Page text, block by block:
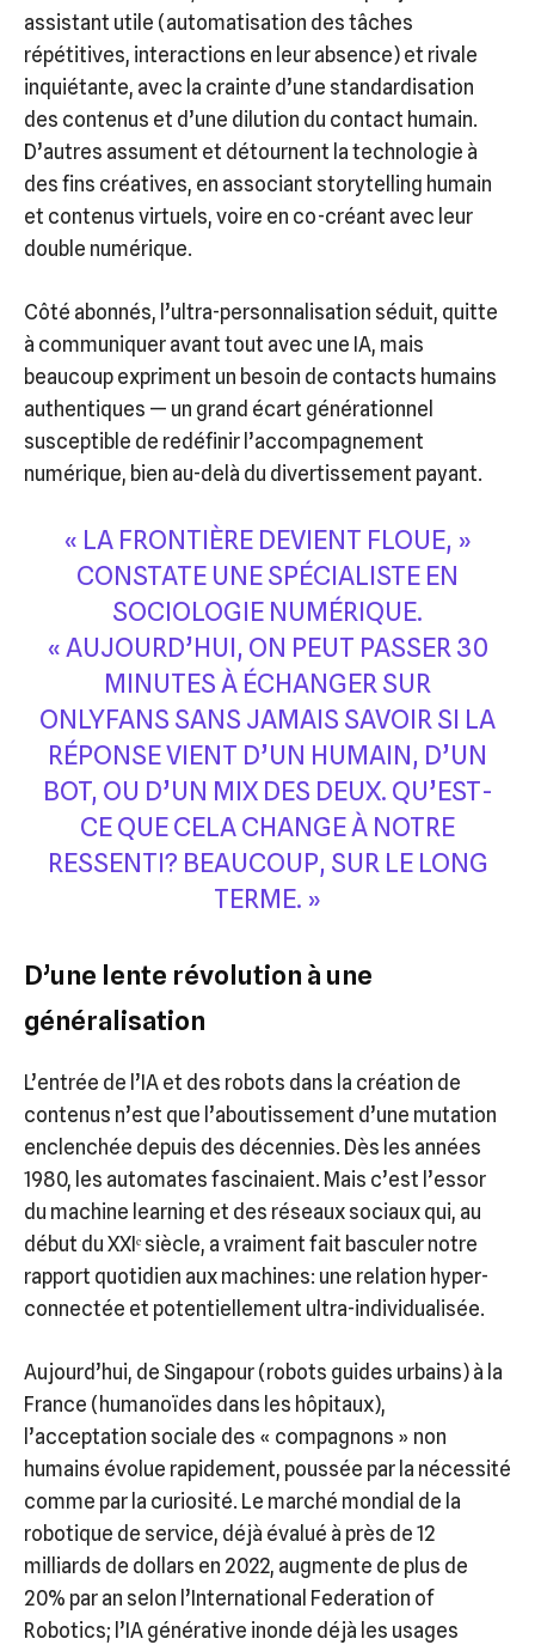
assistant utile (automatisation des tâches
répétitives, interactions en leur absence) et rivale
inquiétante, avec la crainte d’une standardisation
des contenus et d’une dilution du contact humain.
D’autres assument et détournent la technologie à
des fins créatives, en associant storytelling humain
et contenus virtuels, voire en co-créant avec leur
double numérique.
Côté abonnés, l’ultra-personnalisation séduit, quitte
à communiquer avant tout avec une IA, mais
beaucoup expriment un besoin de contacts humains
authentiques — un grand écart générationnel
susceptible de redéfinir l’accompagnement
numérique, bien au-delà du divertissement payant.
« LA FRONTIÈRE DEVIENT FLOUE, »
CONSTATE UNE SPÉCIALISTE EN
SOCIOLOGIE NUMÉRIQUE.
« AUJOURD’HUI, ON PEUT PASSER 30
MINUTES À ÉCHANGER SUR
ONLYFANS SANS JAMAIS SAVOIR SI LA
RÉPONSE VIENT D’UN HUMAIN, D’UN
BOT, OU D’UN MIX DES DEUX. QU’EST-
CE QUE CELA CHANGE À NOTRE
RESSENTI? BEAUCOUP, SUR LE LONG
TERME. »
D’une lente révolution à une
généralisation
L’entrée de l’IA et des robots dans la création de
contenus n’est que l’aboutissement d’une mutation
enclenchée depuis des décennies. Dès les années
1980, les automates fascinaient. Mais c’est l’essor
du machine learning et des réseaux sociaux qui, au
début du XXIᵉ siècle, a vraiment fait basculer notre
rapport quotidien aux machines: une relation hyper-
connectée et potentiellement ultra-individualisée.
Aujourd’hui, de Singapour (robots guides urbains) à la
France (humanoïdes dans les hôpitaux),
l’acceptation sociale des « compagnons » non
humains évolue rapidement, poussée par la nécessité
comme par la curiosité. Le marché mondial de la
robotique de service, déjà évalué à près de 12
milliards de dollars en 2022, augmente de plus de
20% par an selon l’International Federation of
Robotics; l’IA générative inonde déjà les usages